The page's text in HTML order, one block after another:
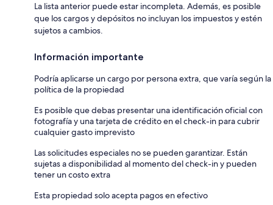
La lista anterior puede estar incompleta. Además, es posible
que los cargos y depósitos no incluyan los impuestos y estén
sujetos a cambios.
Información importante
Podría aplicarse un cargo por persona extra, que varía según la
política de la propiedad
Es posible que debas presentar una identificación oficial con
fotografía y una tarjeta de crédito en el check-in para cubrir
cualquier gasto imprevisto
Las solicitudes especiales no se pueden garantizar. Están
sujetas a disponibilidad al momento del check-in y pueden
tener un costo extra
Esta propiedad solo acepta pagos en efectivo